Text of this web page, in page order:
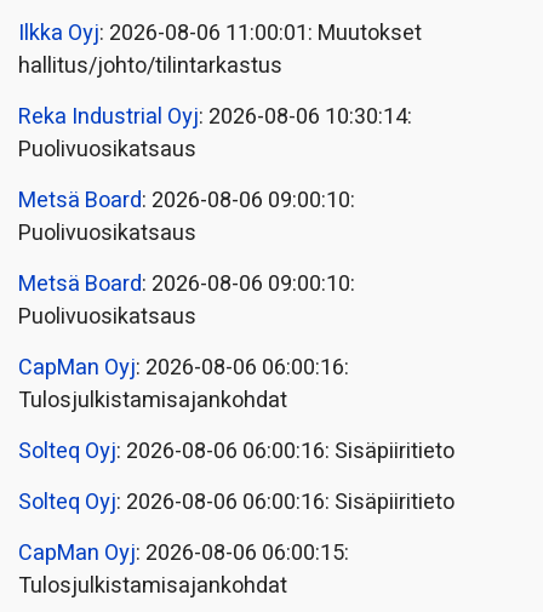
Ilkka Oyj: 2026-08-06 11:00:01: Muutokset
hallitus/johto/tilintarkastus
Reka Industrial Oyj: 2026-08-06 10:30:14:
Puolivuosikatsaus
Metsä Board: 2026-08-06 09:00:10:
Puolivuosikatsaus
Metsä Board: 2026-08-06 09:00:10:
Puolivuosikatsaus
CapMan Oyj: 2026-08-06 06:00:16:
Tulosjulkistamisajankohdat
Solteq Oyj: 2026-08-06 06:00:16: Sisäpiiritieto
Solteq Oyj: 2026-08-06 06:00:16: Sisäpiiritieto
CapMan Oyj: 2026-08-06 06:00:15:
Tulosjulkistamisajankohdat